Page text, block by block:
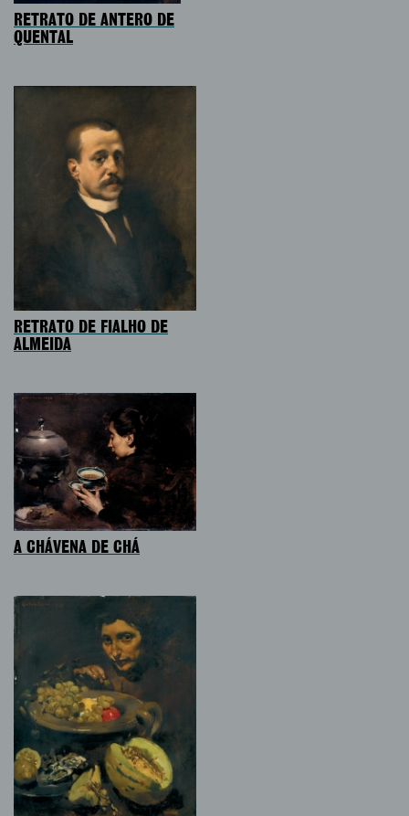
RETRATO DE ANTERO DE
QUENTAL
RETRATO DE FIALHO DE
ALMEIDA
A CHÁVENA DE CHÁ